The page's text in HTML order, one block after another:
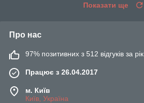
Показати ще
Про нас
97% позитивних з 512 відгуків за рік
Працює з 26.04.2017
м. Київ
Київ, Україна